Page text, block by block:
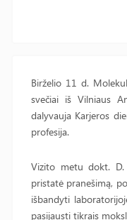
Birželio 11 d.
svečiai iš Vilniaus
dalyvauja Karjeros
profesija.
Vizito metu dokt.
pristatė pranešimą,
išbandyti
pasijausti tikrais